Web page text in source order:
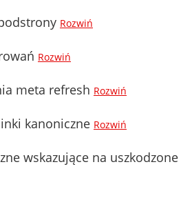
Rozwiń
Rozwiń
meta refresh Rozwiń
kanoniczne Rozwiń
wskazujące na uszkodzone